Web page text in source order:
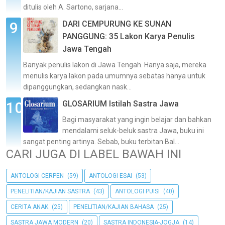
ditulis oleh A. Sartono, sarjana...
DARI CEMPURUNG KE SUNAN
PANGGUNG: 35 Lakon Karya Penulis
Jawa Tengah
Banyak penulis lakon di Jawa Tengah. Hanya saja, mereka
menulis karya lakon pada umumnya sebatas hanya untuk
dipanggungkan, sedangkan nask...
GLOSARIUM Istilah Sastra Jawa
Bagi masyarakat yang ingin belajar dan bahkan
mendalami seluk-beluk sastra Jawa, buku ini
sangat penting artinya. Sebab, buku terbitan Bal...
CARI JUGA DI LABEL BAWAH INI
ANTOLOGI CERPEN (59) ANTOLOGI ESAI (53)
PENELITIAN/KAJIAN SASTRA (43) ANTOLOGI PUISI (40)
CERITA ANAK (25) PENELITIAN/KAJIAN BAHASA (25)
SASTRA JAWA MODERN (20) SASTRA INDONESIA-JOGJA (14)